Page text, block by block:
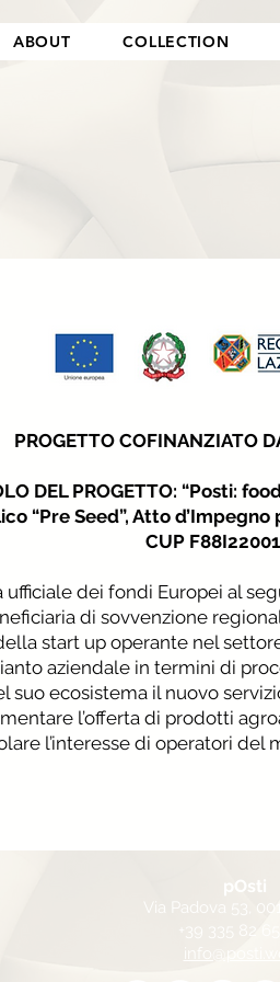
ABOUT COLLECTION
PROGETTO COFINANZIATO
DEL PROGETTO: “Posti:
“Pre Seed”, Atto
CUP
ufficiale dei fondi Europei al
di sovvenzione
start up operante nel
aziendale in termini di
ecosistema il nuovo
l’offerta di prodotti
l’interesse di operatori del
pOsti
Via Padova 53,
+39 335 82